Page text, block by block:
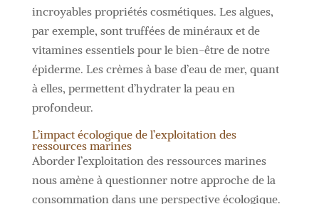
incroyables propriétés cosmétiques. Les algues,
par exemple, sont truffées de minéraux et de
vitamines essentiels pour le bien-être de notre
épiderme. Les crèmes à base d’eau de mer, quant
à elles, permettent d’hydrater la peau en
profondeur.
L’impact écologique de l’exploitation des
ressources marines
Aborder l’exploitation des ressources marines
nous amène à questionner notre approche de la
consommation dans une perspective écologique.